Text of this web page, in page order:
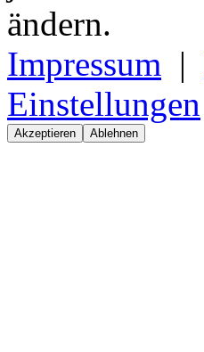
ändern.
Impressum |
Einstellungen
Akzeptieren Ablehnen